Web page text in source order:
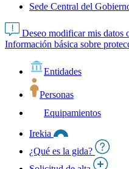
Sede Central del
Deseo modificar mis datos
Información básica sobre
Entidades
Personas
Equipamientos
Irekia
¿Qué es la gida?